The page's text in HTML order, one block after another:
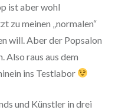
ist aber wohl
zu meinen „normalen“
will. Aber der Popsalon
Also raus aus dem
ins Testlabor
und Künstler in drei